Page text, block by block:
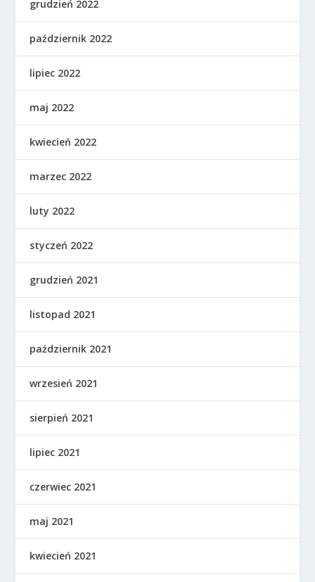
grudzień 2022
październik 2022
lipiec 2022
maj 2022
kwiecień 2022
marzec 2022
luty 2022
styczeń 2022
grudzień 2021
listopad 2021
październik 2021
wrzesień 2021
sierpień 2021
lipiec 2021
czerwiec 2021
maj 2021
kwiecień 2021